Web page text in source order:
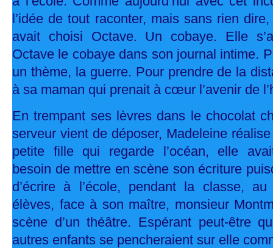
l’idée de tout raconter, mais sans rien
avait choisi Octave. Un cobaye. Elle
Octave le cobaye dans son journal intime.
un thème, la guerre. Pour prendre de la
à sa maman qui prenait à cœur l’avenir de
En trempant ses lèvres dans le chocolat
serveur vient de déposer, Madeleine réalise
petite fille qui regarde l’océan, elle
besoin de mettre en scène son écriture
d’écrire à l’école, pendant la classe,
élèves, face à son maître, monsieur
scène d’un théâtre. Espérant peut-être
autres enfants se pencheraient sur elle